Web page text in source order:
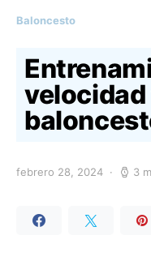
Baloncesto
velocidad
febrero 28, 2024 3